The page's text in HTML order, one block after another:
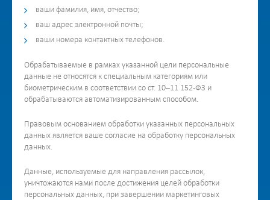
ваши фамилия, имя, отчество;
ваш адрес электронной почты;
ваши номера контактных телефонов.
Обрабатываемые в рамках указанной цели персональные
данные не относятся к специальным категориям или
биометрическим в соответствии со ст. 10–11 152-ФЗ и
обрабатываются автоматизированным способом.
Правовым основанием обработки указанных персональных
данных является ваше согласие на обработку персональных
данных.
Данные, используемые для направления рассылок,
уничтожаются нами после достижения целей обработки
персональных данных, при завершении маркетинговых